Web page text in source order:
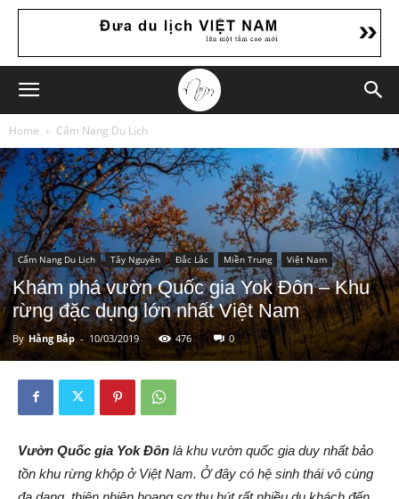
Home Cẩm Nang Du Lịch
Cẩm Nang Du Lịch Tây Nguyên Đắc Lắc Miền Trung Việt Nam
Khám phá vườn Quốc gia Yok Đôn – Khu
rừng đặc dụng lớn nhất Việt Nam
By Hằng Bắp - 10/03/2019 476 0
Vườn Quốc gia Yok Đôn là khu vườn quốc gia duy nhất bảo
tồn khu rừng khộp ở Việt Nam. Ở đây có hệ sinh thái vô cùng